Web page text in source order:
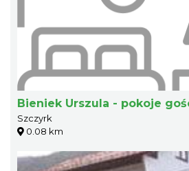
Bieniek Urszula - pokoje
Szczyrk
0.08 km